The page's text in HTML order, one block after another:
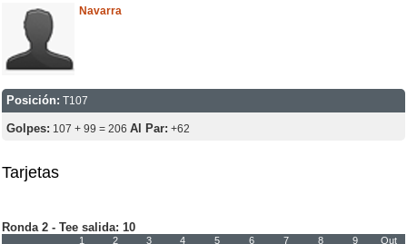
Navarra
Posición: T107
Golpes: 107 + 99 = 206 Al Par: +62
Tarjetas
Ronda 2 - Tee salida: 10
1 2 3 4 5 6 7 8 9
Out